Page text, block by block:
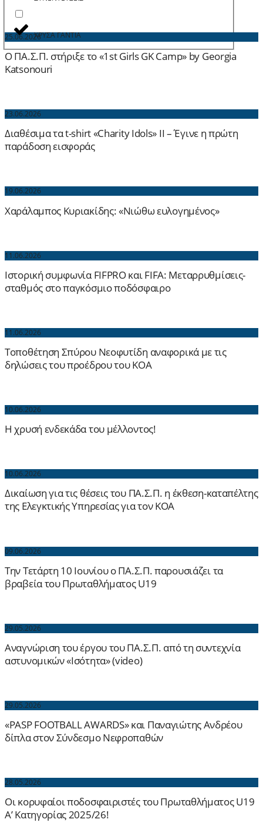
ΧΡΥΣΑ ΓΑΝΤΙΑ
25.06.2026
Ο ΠΑ.Σ.Π. στήριξε το «1st Girls GK Camp» by Georgia
Katsonouri
23.06.2026
Διαθέσιμα τα t-shirt «Charity Idols» ΙΙ – Έγινε η πρώτη
παράδοση εισφοράς
19.06.2026
Χαράλαμπος Κυριακίδης: «Νιώθω ευλογημένος»
11.06.2026
Ιστορική συμφωνία FIFPRO και FIFA: Μεταρρυθμίσεις-
σταθμός στο παγκόσμιο ποδόσφαιρο
11.06.2026
Τοποθέτηση Σπύρου Νεοφυτίδη αναφορικά με τις
δηλώσεις του προέδρου του ΚΟΑ
10.06.2026
Η χρυσή ενδεκάδα του μέλλοντος!
10.06.2026
Δικαίωση για τις θέσεις του ΠΑ.Σ.Π. η έκθεση-καταπέλτης
της Ελεγκτικής Υπηρεσίας για τον ΚΟΑ
09.06.2026
Την Τετάρτη 10 Ιουνίου ο ΠΑ.Σ.Π. παρουσιάζει τα
βραβεία του Πρωταθλήματος U19
29.05.2026
Αναγνώριση του έργου του ΠΑ.Σ.Π. από τη συντεχνία
αστυνομικών «Ισότητα» (video)
29.05.2026
«PASP FOOTBALL AWARDS» και Παναγιώτης Ανδρέου
δίπλα στον Σύνδεσμο Νεφροπαθών
28.05.2026
Οι κορυφαίοι ποδοσφαιριστές του Πρωταθλήματος U19
Α’ Κατηγορίας 2025/26!